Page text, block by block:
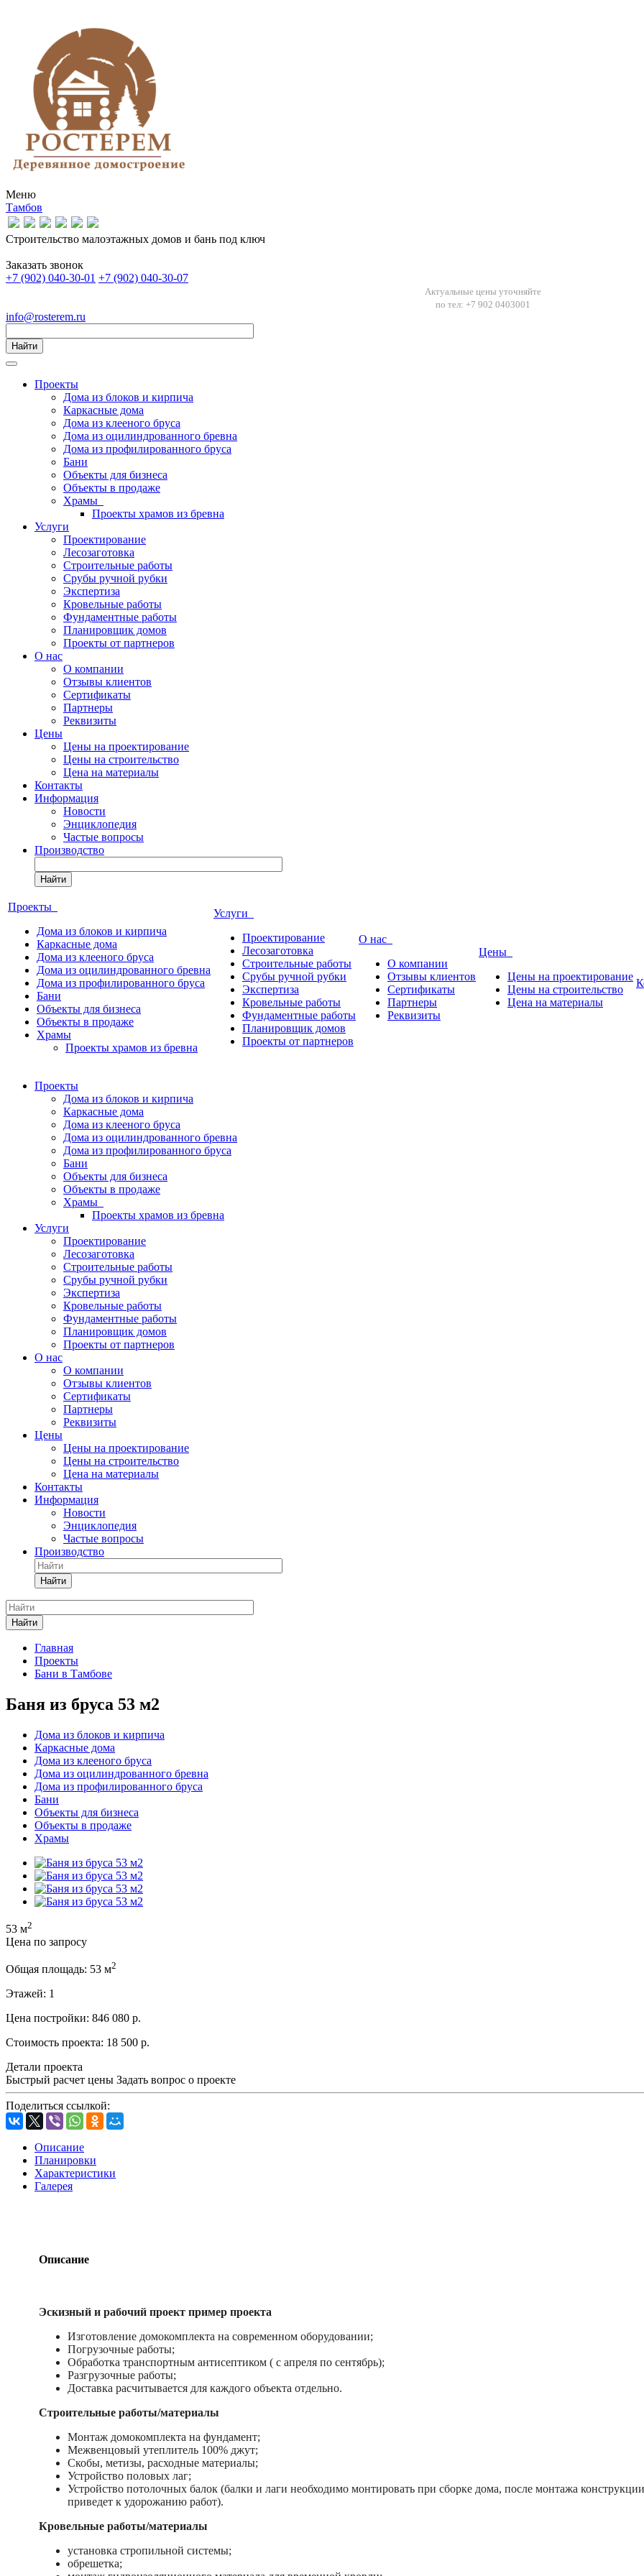
Меню
Тамбов
Строительство малоэтажных домов и бань под ключ
Заказать звонок
+7 (902) 040-30-01 +7 (902) 040-30-07
Актуальные цены уточняйте
по тел: +7 902 0403001
info@rosterem.ru
Найти
Проекты
Дома из блоков и кирпича
Каркасные дома
Дома из клееного бруса
Дома из оцилиндрованного бревна
Дома из профилированного бруса
Бани
Объекты для бизнеса
Объекты в продаже
Храмы
Проекты храмов из бревна
Услуги
Проектирование
Лесозаготовка
Строительные работы
Срубы ручной рубки
Экспертиза
Кровельные работы
Фундаментные работы
Планировщик домов
Проекты от партнеров
О нас
О компании
Отзывы клиентов
Сертификаты
Партнеры
Реквизиты
Цены
Цены на проектирование
Цены на строительство
Цена на материалы
Контакты
Информация
Новости
Энциклопедия
Частые вопросы
Производство
Найти
Проекты
Дома из блоков и кирпича
Каркасные дома
Дома из клееного бруса
Дома из оцилиндрованного бревна
Дома из профилированного бруса
Бани
Объекты для бизнеса
Объекты в продаже
Храмы
Проекты храмов из бревна
Услуги
Проектирование
Лесозаготовка
Строительные работы
Срубы ручной рубки
Экспертиза
Кровельные работы
Фундаментные работы
Планировщик домов
Проекты от партнеров
О нас
О компании
Отзывы клиентов
Сертификаты
Партнеры
Реквизиты
Цены
Цены на проектирование
Цены на строительство
Цена на материалы
Проекты
Дома из блоков и кирпича
Каркасные дома
Дома из клееного бруса
Дома из оцилиндрованного бревна
Дома из профилированного бруса
Бани
Объекты для бизнеса
Объекты в продаже
Храмы
Проекты храмов из бревна
Услуги
Проектирование
Лесозаготовка
Строительные работы
Срубы ручной рубки
Экспертиза
Кровельные работы
Фундаментные работы
Планировщик домов
Проекты от партнеров
О нас
О компании
Отзывы клиентов
Сертификаты
Партнеры
Реквизиты
Цены
Цены на проектирование
Цены на строительство
Цена на материалы
Контакты
Информация
Новости
Энциклопедия
Частые вопросы
Производство
Найти
Найти
Главная
Проекты
Бани в Тамбове
Баня из бруса 53 м2
Дома из блоков и кирпича
Каркасные дома
Дома из клееного бруса
Дома из оцилиндрованного бревна
Дома из профилированного бруса
Бани
Объекты для бизнеса
Объекты в продаже
Храмы
53 м2
Цена по запросу
Общая площадь: 53 м2
Этажей: 1
Цена постройки: 846 080 р.
Стоимость проекта: 18 500 р.
Детали проекта
Быстрый расчет цены Задать вопрос о проекте
Поделиться ссылкой:
Описание
Планировки
Характеристики
Галерея
Описание
Эскизный и рабочий проект пример проекта
Изготовление домокомплекта на современном оборудовании;
Погрузочные работы;
Обработка транспортным антисептиком ( с апреля по сентябрь);
Разгрузочные работы;
Доставка расчитывается для каждого объекта отдельно.
Строительные работы/материалы
Монтаж домокомплекта на фундамент;
Межвенцовый утеплитель 100% джут;
Скобы, метизы, расходные материалы;
Устройство половых лаг;
Устройство потолочных балок (балки и лаги необходимо монтировать при сборке дома, после монтажа
приведет к удорожанию работ).
Кровельные работы/материалы
установка стропильной системы;
обрешетка;